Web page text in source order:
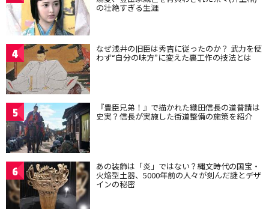
の壮絶すぎる生涯
4 なぜ浅井の旧臣は秀吉に従ったのか？ 武力を使
わず“自分の味方”に変えた裏工作の技法とは
5 『豊臣兄弟！』で描かれた織田信長の道普請は
史実？信長が実施した街道整備の施策を紹介
6 あの装飾は「炎」ではない？縄文時代の国宝・
火焔型土器、5000年前の人々が刻んだ謎とデザ
インの秘密